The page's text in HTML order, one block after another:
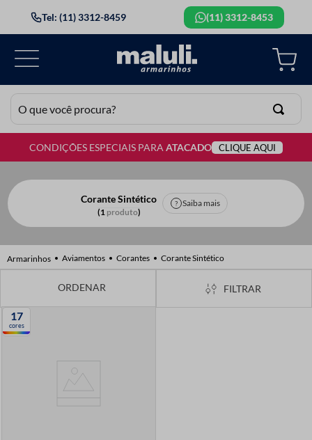
Tel: (11) 3312-8459 (11) 3312-8453
O que você procura?
CONDIÇÕES ESPECIAIS PARAATACADO CLIQUE AQUI
Corante Sintético
1 produto
Saiba mais
Aviamentos Corantes Corante Sintético
FILTRAR
17
cores
TERMOS MAIS BUSCADOS
4º
elastico
5º
renda
ziper
7
fita cetim
passamanaria